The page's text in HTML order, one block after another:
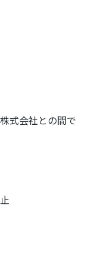
式会社との間で